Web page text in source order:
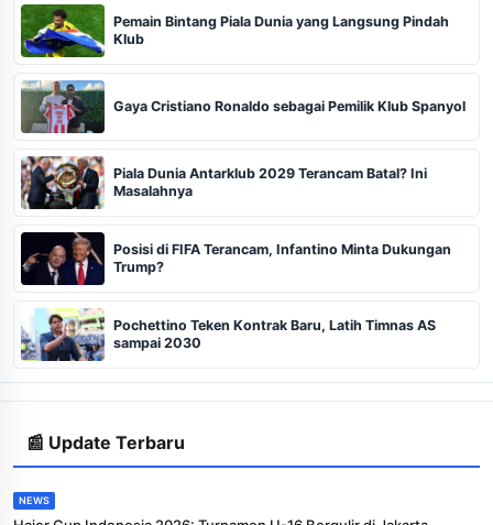
Pemain Bintang Piala Dunia yang Langsung Pindah
Klub
Gaya Cristiano Ronaldo sebagai Pemilik Klub Spanyol
Piala Dunia Antarklub 2029 Terancam Batal? Ini
Masalahnya
Posisi di FIFA Terancam, Infantino Minta Dukungan
Trump?
Pochettino Teken Kontrak Baru, Latih Timnas AS
sampai 2030
📰 Update Terbaru
NEWS